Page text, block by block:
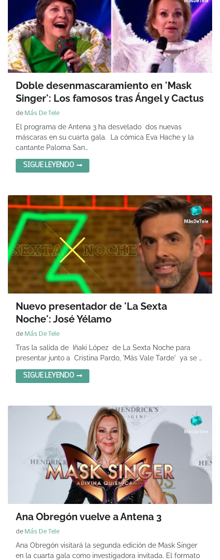
Doble desenmascaramiento en 'Mask
Singer': Los famosos tras Ángel y Cactus
de Más De Tele
El programa de Antena 3 ha desvelado dos nuevas
máscaras en su cuarta gala. La cómica Eva Hache y la
cantante Paloma San…
SIGUE LEYENDO
Nuevo presentador de 'La Sexta
Noche': José Yélamo
de Más De Tele
Tras la salida de Iñaki López de La Sexta Noche para
presentar junto a Cristina Pardo, 'Más Vale Tarde' ya se …
SIGUE LEYENDO
Ana Obregón vuelve a Antena 3
de Más De Tele
Ana Obregón visitará la segunda edición de Mask Singer
en la cuarta gala como investigadora invitada. El formato